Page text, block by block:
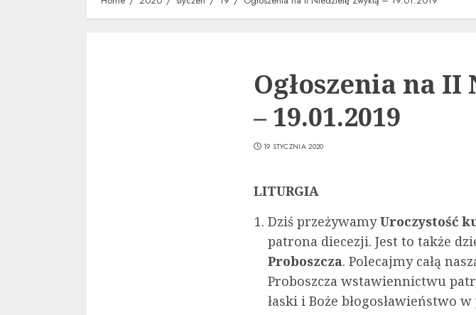
Ogłoszenia na
– 19.01.2019
19 STYCZNIA 2020
LITURGIA
Dziś przeżywamyUroczystość
patrona diecezji. Jest to także
Proboszcza. Polecajmy całą
Proboszcza wstawiennictwu
łaski i Boże błogosławieństwo